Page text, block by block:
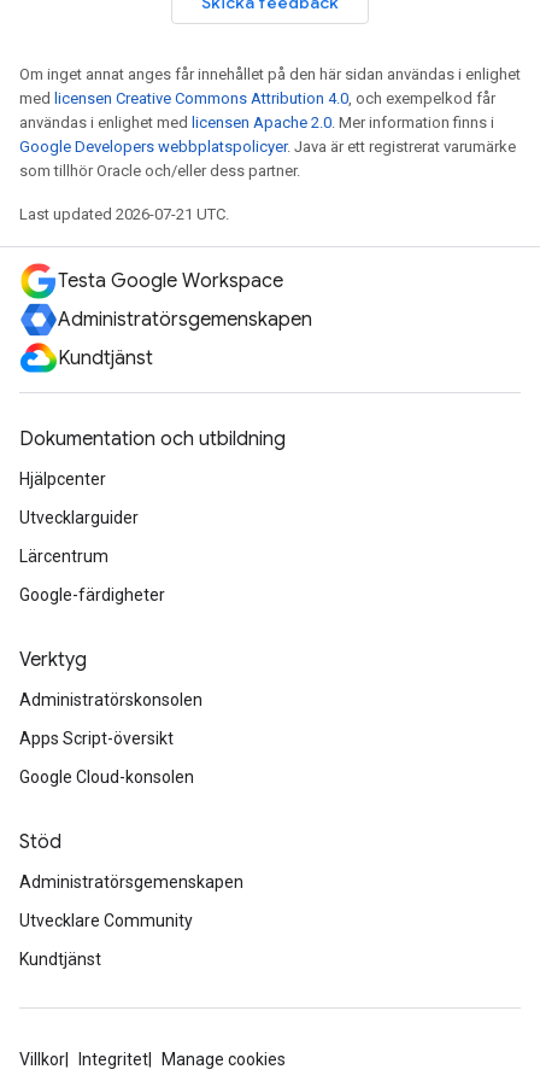
Om inget annat anges får innehållet på den här sidan användas i enlighet
med licensen Creative Commons Attribution 4.0, och exempelkod får
användas i enlighet med licensen Apache 2.0. Mer information finns i
Google Developers webbplatspolicyer. Java är ett registrerat varumärke
som tillhör Oracle och/eller dess partner.
Last updated 2026-07-21 UTC.
Testa Google Workspace
Administratörsgemenskapen
Kundtjänst
Dokumentation och utbildning
Hjälpcenter
Utvecklarguider
Lärcentrum
Google-färdigheter
Verktyg
Administratörskonsolen
Apps Script-översikt
Google Cloud-konsolen
Stöd
Administratörsgemenskapen
Utvecklare Community
Kundtjänst
Villkor Integritet Manage cookies